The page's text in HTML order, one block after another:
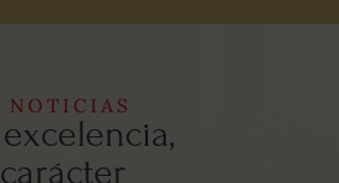
NOTICIAS